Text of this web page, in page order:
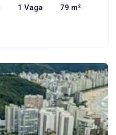
1 Vaga 79 m²